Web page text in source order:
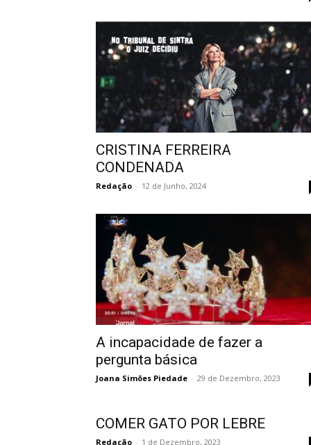
CRISTINA FERREIRA
CONDENADA
Redação - 12 de Junho, 2024
A incapacidade de fazer a
pergunta básica
Joana Simões Piedade - 29 de Dezembro, 2023
COMER GATO POR LEBRE
Redação - 1 de Dezembro, 2023